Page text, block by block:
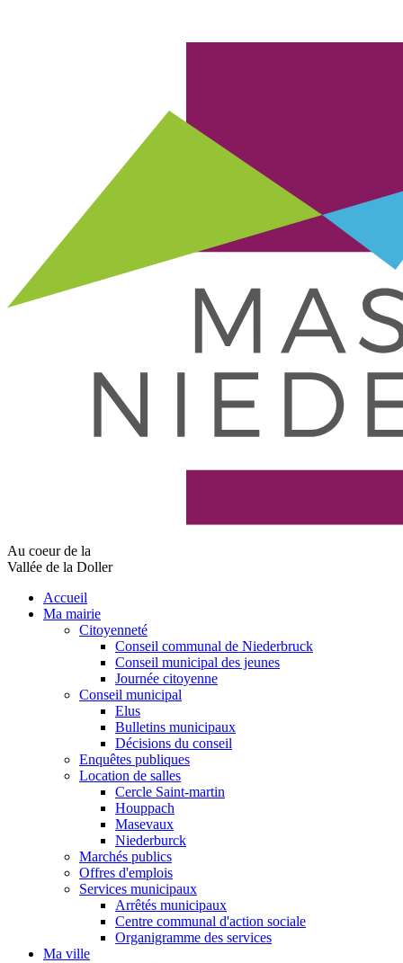
Au coeur de la
Vallée de la Doller
Accueil
Ma mairie
Citoyenneté
Conseil communal de Niederbruck
Conseil municipal des jeunes
Journée citoyenne
Conseil municipal
Elus
Bulletins municipaux
Décisions du conseil
Enquêtes publiques
Location de salles
Cercle Saint-martin
Houppach
Masevaux
Niederburck
Marchés publics
Offres d'emplois
Services municipaux
Arrêtés municipaux
Centre communal d'action sociale
Organigramme des services
Ma ville